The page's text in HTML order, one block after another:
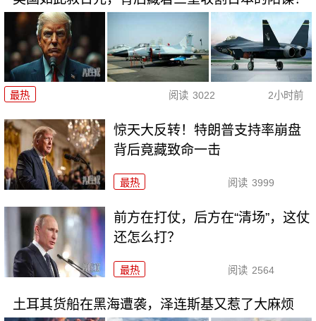
最热 阅读 3022 2小时前
惊天大反转！特朗普支持率崩盘
背后竟藏致命一击
最热 阅读 3999
前方在打仗，后方在“清场”，这仗
还怎么打？
最热 阅读 2564
土耳其货船在黑海遭袭，泽连斯基又惹了大麻烦